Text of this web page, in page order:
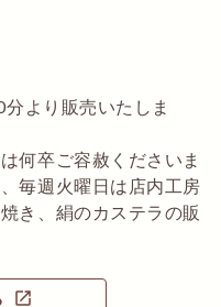
より販売いたしま
何卒ご容赦くださいま
毎週火曜日は店内工房
き、絹のカステラの販
open_in_new